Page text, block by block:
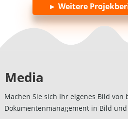
► Weitere
Media
Machen Sie sich Ihr eigenes Bild von
Dokumentenmanagement in Bild und